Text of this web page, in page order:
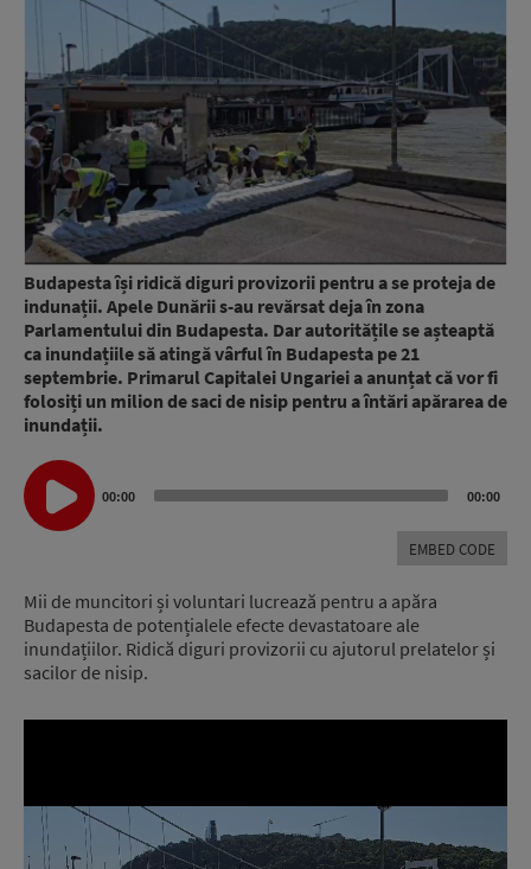
Budapesta își ridică diguri provizorii pentru a se proteja de
indunații. Apele Dunării s-au revărsat deja în zona
Parlamentului din Budapesta. Dar autoritățile se așteaptă
ca inundațiile să atingă vârful în Budapesta pe 21
septembrie. Primarul Capitalei Ungariei a anunțat că vor fi
folosiți un milion de saci de nisip pentru a întări apărarea de
inundații.
Audio
Player
00:00 00:00
EMBED CODE
Mii de muncitori și voluntari lucrează pentru a apăra
Budapesta de potențialele efecte devastatoare ale
inundațiilor. Ridică diguri provizorii cu ajutorul prelatelor și
sacilor de nisip.